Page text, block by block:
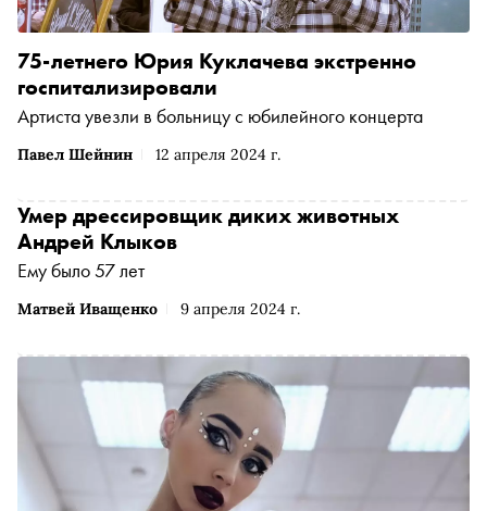
Павел Шейнин 12 апреля 2024 г.
75-летнего Юрия Куклачева экстренно
госпитализировали
Артиста увезли в больницу с юбилейного концерта
Матвей Иващенко 9 апреля 2024 г.
Умер дрессировщик диких животных
Андрей Клыков
Ему было 57 лет